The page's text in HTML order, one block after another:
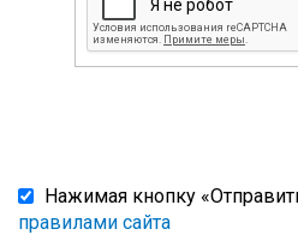
Нажимая кнопку
правилами сайта